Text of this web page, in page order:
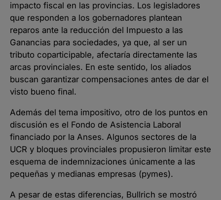
impacto fiscal en las provincias. Los legisladores
que responden a los gobernadores plantean
reparos ante la reducción del Impuesto a las
Ganancias para sociedades, ya que, al ser un
tributo coparticipable, afectaría directamente las
arcas provinciales. En este sentido, los aliados
buscan garantizar compensaciones antes de dar el
visto bueno final.
Además del tema impositivo, otro de los puntos en
discusión es el Fondo de Asistencia Laboral
financiado por la Anses. Algunos sectores de la
UCR y bloques provinciales propusieron limitar este
esquema de indemnizaciones únicamente a las
pequeñas y medianas empresas (pymes).
A pesar de estas diferencias, Bullrich se mostró